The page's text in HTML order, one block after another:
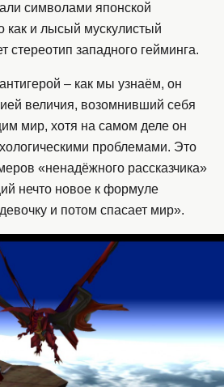
символами японской
как и лысый мускулистый
стереотип западного гейминга.
– как мы узнаём, он
величия, возомнивший себя
мир, хотя на самом деле он
проблемами. Это
«ненадёжного рассказчика»
нечто новое к формуле
и потом спасает мир».